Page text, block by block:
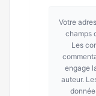
Votre
champs
Les
engage
auteur.